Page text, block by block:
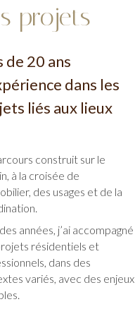
projets
de 20 ans
dans les
liés aux lieux
construit sur le
à la croisée de
des usages et de la
années, j’ai accompagné
résidentiels et
dans des
variés, avec des enjeux